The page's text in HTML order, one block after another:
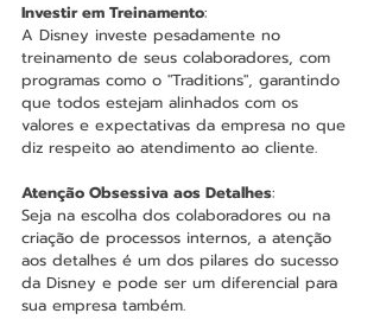
Investir em Treinamento:
A Disney investe pesadamente no
treinamento de seus colaboradores, com
programas como o "Traditions", garantindo
que todos estejam alinhados com os
valores e expectativas da empresa no que
diz respeito ao atendimento ao cliente​​.
Atenção Obsessiva aos Detalhes:
Seja na escolha dos colaboradores ou na
criação de processos internos, a atenção
aos detalhes é um dos pilares do sucesso
da Disney e pode ser um diferencial para
sua empresa também.